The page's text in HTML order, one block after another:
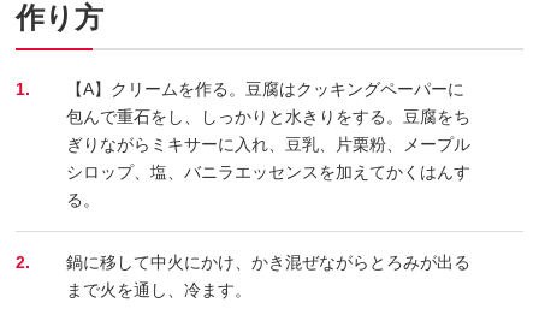
作り方
1.
【A】クリームを作る。豆腐はクッキングペーパーに
包んで重石をし、しっかりと水きりをする。豆腐をち
ぎりながらミキサーに入れ、豆乳、片栗粉、メープル
シロップ、塩、バニラエッセンスを加えてかくはんす
る。
2.
鍋に移して中火にかけ、かき混ぜながらとろみが出る
まで火を通し、冷ます。